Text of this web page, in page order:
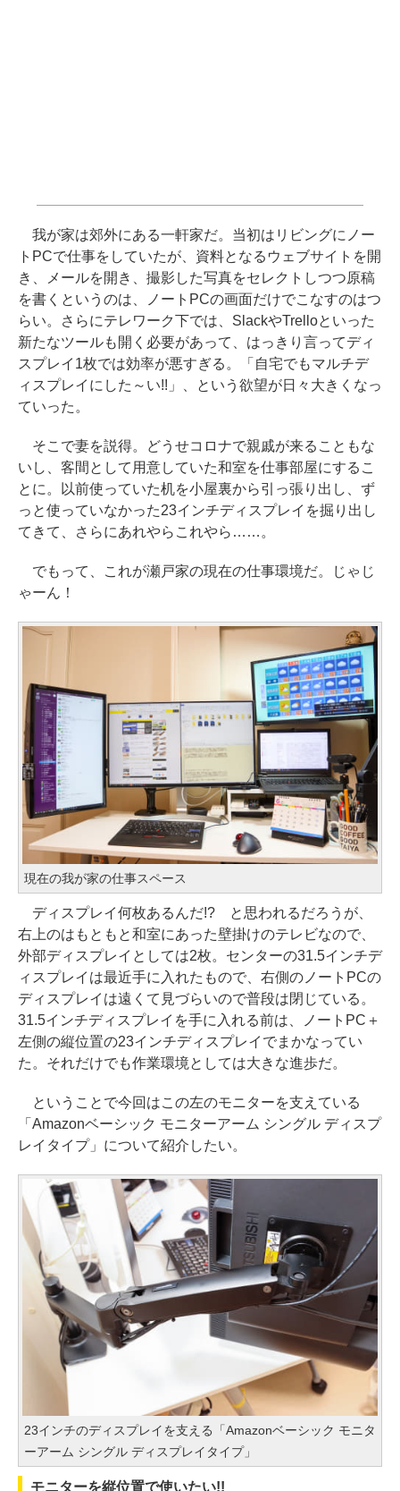
我が家は郊外にある一軒家だ。当初はリビングにノー
トPCで仕事をしていたが、資料となるウェブサイトを開
き、メールを開き、撮影した写真をセレクトしつつ原稿
を書くというのは、ノートPCの画面だけでこなすのはつ
らい。さらにテレワーク下では、SlackやTrelloといった
新たなツールも開く必要があって、はっきり言ってディ
スプレイ1枚では効率が悪すぎる。「自宅でもマルチデ
ィスプレイにした～い!!」、という欲望が日々大きくなっ
ていった。
そこで妻を説得。どうせコロナで親戚が来ることもな
いし、客間として用意していた和室を仕事部屋にするこ
とに。以前使っていた机を小屋裏から引っ張り出し、ず
っと使っていなかった23インチディスプレイを掘り出し
てきて、さらにあれやらこれやら……。
でもって、これが瀬戸家の現在の仕事環境だ。じゃじ
ゃーん！
現在の我が家の仕事スペース
ディスプレイ何枚あるんだ!? と思われるだろうが、
右上のはもともと和室にあった壁掛けのテレビなので、
外部ディスプレイとしては2枚。センターの31.5インチデ
ィスプレイは最近手に入れたもので、右側のノートPCの
ディスプレイは遠くて見づらいので普段は閉じている。
31.5インチディスプレイを手に入れる前は、ノートPC＋
左側の縦位置の23インチディスプレイでまかなってい
た。それだけでも作業環境としては大きな進歩だ。
ということで今回はこの左のモニターを支えている
「Amazonベーシック モニターアーム シングル ディスプ
レイタイプ」について紹介したい。
23インチのディスプレイを支える「Amazonベーシック モニタ
ーアーム シングル ディスプレイタイプ」
モニターを縦位置で使いたい!!